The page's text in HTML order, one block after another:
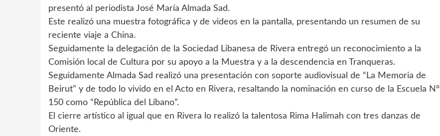
presentó al periodista José María Almada Sad.
Este realizó una muestra fotográfica y de videos en la pantalla, presentando un resumen de su
reciente viaje a China.
Seguidamente la delegación de la Sociedad Libanesa de Rivera entregó un reconocimiento a la
Comisión local de Cultura por su apoyo a la Muestra y a la descendencia en Tranqueras.
Seguidamente Almada Sad realizó una presentación con soporte audiovisual de “La Memoria de
Beirut” y de todo lo vivido en el Acto en Rivera, resaltando la nominación en curso de la Escuela Nº
150 como “República del Líbano”.
El cierre artístico al igual que en Rivera lo realizó la talentosa Rima Halimah con tres danzas de
Oriente.